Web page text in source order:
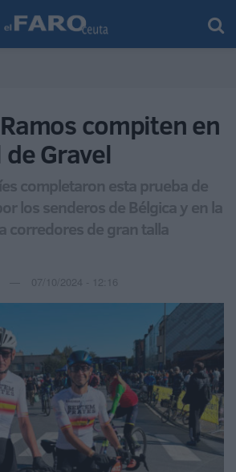
compiten en
Gravel
completaron esta prueba de
los senderos de Bélgica y en la
corredores de gran talla
07/10/2024 - 12:16